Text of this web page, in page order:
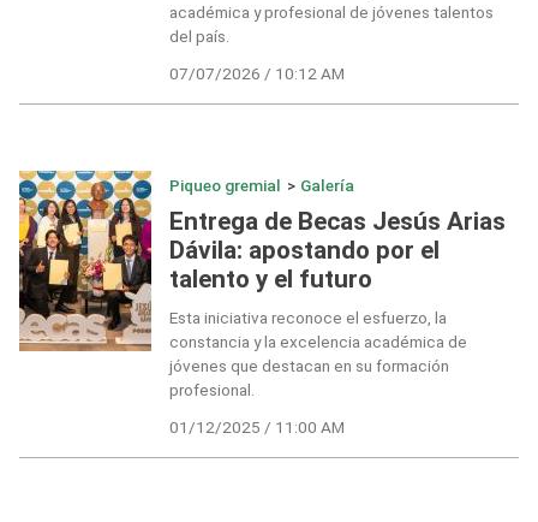
académica y profesional de jóvenes talentos
del país.
07/07/2026 / 10:12 AM
Piqueo gremial > Galería
Entrega de Becas Jesús Arias
Dávila: apostando por el
talento y el futuro
Esta iniciativa reconoce el esfuerzo, la
constancia y la excelencia académica de
jóvenes que destacan en su formación
profesional.
01/12/2025 / 11:00 AM